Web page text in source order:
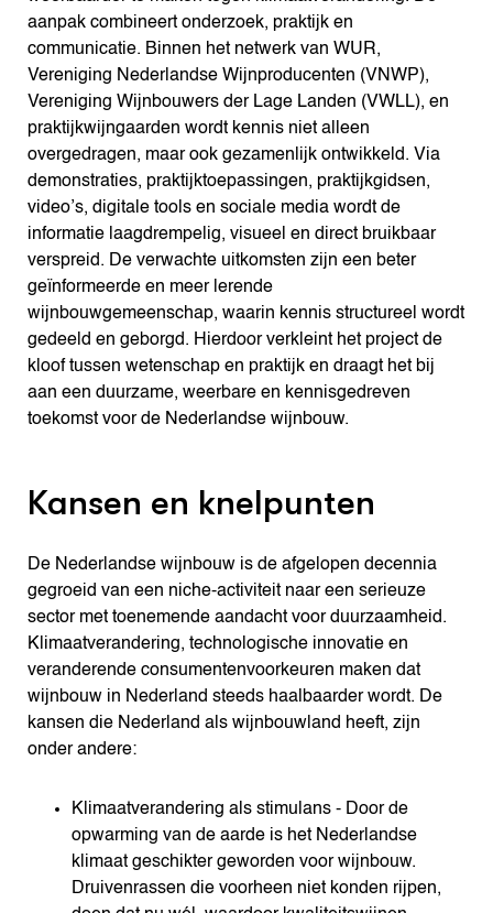
aanpak combineert onderzoek, praktijk en
communicatie. Binnen het netwerk van WUR,
Vereniging Nederlandse Wijnproducenten (VNWP),
Vereniging Wijnbouwers der Lage Landen (VWLL), en
praktijkwijngaarden wordt kennis niet alleen
overgedragen, maar ook gezamenlijk ontwikkeld. Via
demonstraties, praktijktoepassingen, praktijkgidsen,
video’s, digitale tools en sociale media wordt de
informatie laagdrempelig, visueel en direct bruikbaar
verspreid. De verwachte uitkomsten zijn een beter
geïnformeerde en meer lerende
wijnbouwgemeenschap, waarin kennis structureel wordt
gedeeld en geborgd. Hierdoor verkleint het project de
kloof tussen wetenschap en praktijk en draagt het bij
aan een duurzame, weerbare en kennisgedreven
toekomst voor de Nederlandse wijnbouw.
Kansen en knelpunten
De Nederlandse wijnbouw is de afgelopen decennia
gegroeid van een niche-activiteit naar een serieuze
sector met toenemende aandacht voor duurzaamheid.
Klimaatverandering, technologische innovatie en
veranderende consumentenvoorkeuren maken dat
wijnbouw in Nederland steeds haalbaarder wordt. De
kansen die Nederland als wijnbouwland heeft, zijn
onder andere:
Klimaatverandering als stimulans - Door de
opwarming van de aarde is het Nederlandse
klimaat geschikter geworden voor wijnbouw.
Druivenrassen die voorheen niet konden rijpen,